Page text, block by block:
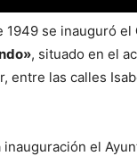
1949 se inauguró el
, situado en el
entre las calles
inauguración el